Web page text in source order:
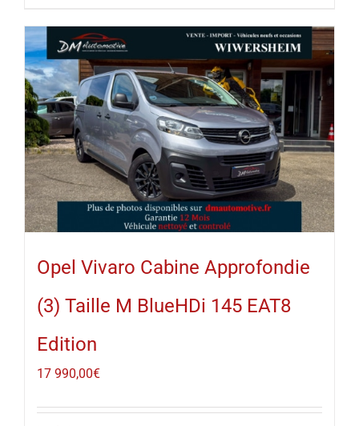
Opel Vivaro Cabine Approfondie
(3) Taille M BlueHDi 145 EAT8
Edition
17 990,00€